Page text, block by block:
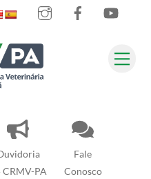
CRMV-PA
Fale
Conosco
InstagramFacebook